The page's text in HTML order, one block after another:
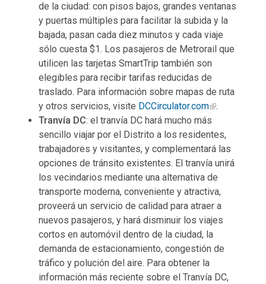
de la ciudad: con pisos bajos, grandes ventanas
y puertas múltiples para facilitar la subida y la
bajada, pasan cada diez minutos y cada viaje
sólo cuesta $1. Los pasajeros de Metrorail que
utilicen las tarjetas SmartTrip también son
elegibles para recibir tarifas reducidas de
traslado. Para información sobre mapas de ruta
y otros servicios, visite DCCirculator.com
.
Tranvía DC: el tranvía DC hará mucho más
sencillo viajar por el Distrito a los residentes,
trabajadores y visitantes, y complementará las
opciones de tránsito existentes. El tranvía unirá
los vecindarios mediante una alternativa de
transporte moderna, conveniente y atractiva,
proveerá un servicio de calidad para atraer a
nuevos pasajeros, y hará disminuir los viajes
cortos en automóvil dentro de la ciudad, la
demanda de estacionamiento, congestión de
tráfico y polución del aire. Para obtener la
información más reciente sobre el Tranvía DC,